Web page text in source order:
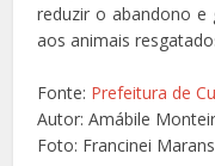
reduzir o abandono e
aos animais
Fonte: Prefeitura de
Autor: Amábile
Foto: Francinei Marans